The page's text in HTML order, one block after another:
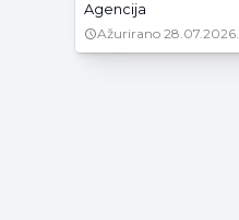
Agencija
Ažurirano 28.07.2026.